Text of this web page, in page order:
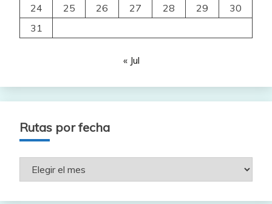
24
25 26 27 28 29
30
31
« Jul
Rutas por fecha
Rutas